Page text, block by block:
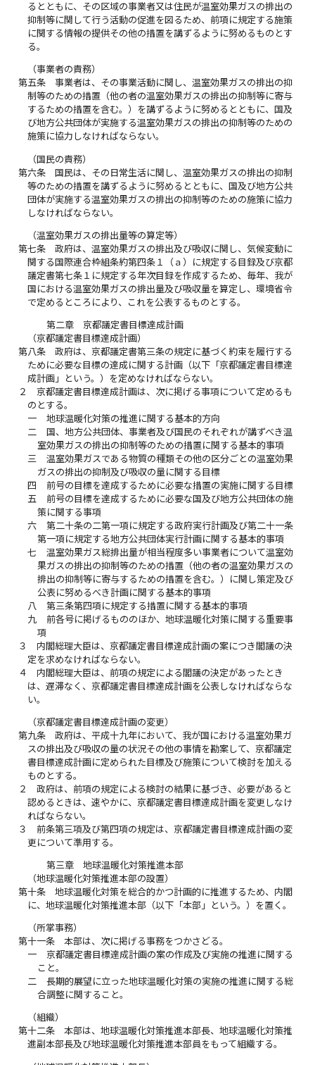
るとともに、その区域の事業者又は住民が温室効果ガスの排出の
抑制等に関して行う活動の促進を図るため、前項に規定する施策
に関する情報の提供その他の措置を講ずるように努めるものとす
る。
（事業者の責務）
第五条
事業者は、その事業活動に関し、温室効果ガスの排出の抑
制等のための措置（他の者の温室効果ガスの排出の抑制等に寄与
するための措置を含む。）を講ずるように努めるとともに、国及
び地方公共団体が実施する温室効果ガスの排出の抑制等のための
施策に協力しなければならない。
（国民の責務）
第六条
国民は、その日常生活に関し、温室効果ガスの排出の抑制
等のための措置を講ずるように努めるとともに、国及び地方公共
団体が実施する温室効果ガスの排出の抑制等のための施策に協力
しなければならない。
（温室効果ガスの排出量等の算定等）
第七条
政府は、温室効果ガスの排出及び吸収に関し、気候変動に
関する国際連合枠組条約第四条１（ａ）に規定する目録及び京都
議定書第七条１に規定する年次目録を作成するため、毎年、我が
国における温室効果ガスの排出量及び吸収量を算定し、環境省令
で定めるところにより、これを公表するものとする。
第二章 京都議定書目標達成計画
（京都議定書目標達成計画）
第八条
政府は、京都議定書第三条の規定に基づく約束を履行する
ために必要な目標の達成に関する計画（以下「京都議定書目標達
成計画」という。）を定めなければならない。
２
京都議定書目標達成計画は、次に掲げる事項について定めるも
のとする。
一
地球温暖化対策の推進に関する基本的方向
二
国、地方公共団体、事業者及び国民のそれぞれが講ずべき温
室効果ガスの排出の抑制等のための措置に関する基本的事項
三
温室効果ガスである物質の種類その他の区分ごとの温室効果
ガスの排出の抑制及び吸収の量に関する目標
四
前号の目標を達成するために必要な措置の実施に関する目標
五
前号の目標を達成するために必要な国及び地方公共団体の施
策に関する事項
六
第二十条の二第一項に規定する政府実行計画及び第二十一条
第一項に規定する地方公共団体実行計画に関する基本的事項
七
温室効果ガス総排出量が相当程度多い事業者について温室効
果ガスの排出の抑制等のための措置（他の者の温室効果ガスの
排出の抑制等に寄与するための措置を含む。）に関し策定及び
公表に努めるべき計画に関する基本的事項
八
第三条第四項に規定する措置に関する基本的事項
九
前各号に掲げるもののほか、地球温暖化対策に関する重要事
項
３
内閣総理大臣は、京都議定書目標達成計画の案につき閣議の決
定を求めなければならない。
４
内閣総理大臣は、前項の規定による閣議の決定があったとき
は、遅滞なく、京都議定書目標達成計画を公表しなければならな
い。
（京都議定書目標達成計画の変更）
第九条
政府は、平成十九年において、我が国における温室効果ガ
スの排出及び吸収の量の状況その他の事情を勘案して、京都議定
書目標達成計画に定められた目標及び施策について検討を加える
ものとする。
２
政府は、前項の規定による検討の結果に基づき、必要があると
認めるときは、速やかに、京都議定書目標達成計画を変更しなけ
ればならない。
３
前条第三項及び第四項の規定は、京都議定書目標達成計画の変
更について準用する。
第三章 地球温暖化対策推進本部
（地球温暖化対策推進本部の設置）
第十条
地球温暖化対策を総合的かつ計画的に推進するため、内閣
に、地球温暖化対策推進本部（以下「本部」という。）を置く。
（所掌事務）
第十一条
本部は、次に掲げる事務をつかさどる。
一
京都議定書目標達成計画の案の作成及び実施の推進に関する
こと。
二
長期的展望に立った地球温暖化対策の実施の推進に関する総
合調整に関すること。
（組織）
第十二条
本部は、地球温暖化対策推進本部長、地球温暖化対策推
進副本部長及び地球温暖化対策推進本部員をもって組織する。